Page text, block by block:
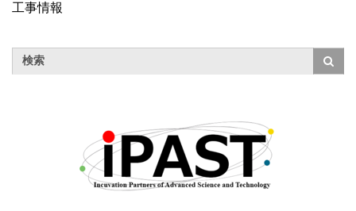
工事情報